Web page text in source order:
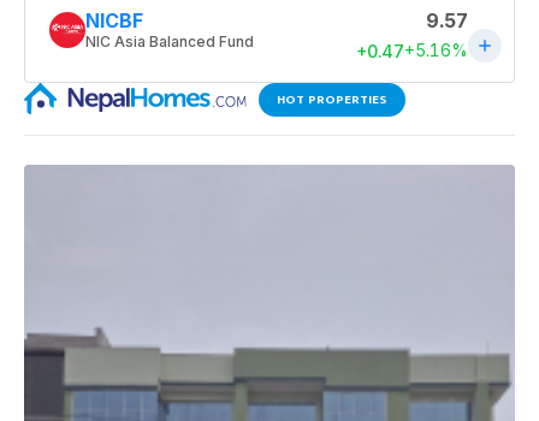
HOT PROPERTIES